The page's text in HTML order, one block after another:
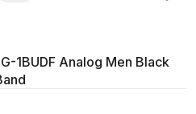
1BUDF Analog Men Black